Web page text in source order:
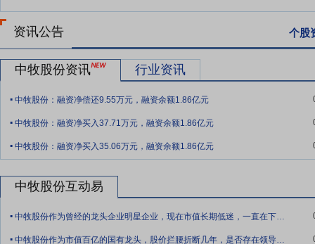
板块生产工厂通过ISO质量管理体系、职业健康安全管理体系、环境
要点12： 与海垦基金签订合作框架协议
2019年4月4日公告,公司与
料、疫苗、兽药、动物医院、宠物服务,及其上下游相关领域,开展包
2018年-2020年期间实施国企改革双百行动。公司作为中国农业发展
要点14：获得两兽药产品批准文号批件
查,准予公司生产。目前,公司已按照《兽药管理条例》、《兽药产品
兽药产品具备上市销售条件。此次获得两个兽药产品批准文号将对丰
要点15： 获得兽药产品批准文号及新兽药注册证书
2018年11月19日
资讯公告 个股
中牧股份资讯 行业资讯
. 中牧股份：融资净偿还9.55万元，融资余额1.86亿元
. 中牧股份：融资净买入37.71万元，融资余额1.86亿元
. 中牧股份：融资净买入35.06万元，融资余额1.86亿元
中牧股份互动易
. 中牧股份作为曾经的龙头企业明星企业，现在市值长期低迷，一直在下跌，管理团队的失职
. 中牧股份作为市值百亿的国有龙头，股价拦腰折断几年，是否存在领导管理不当的问题？非